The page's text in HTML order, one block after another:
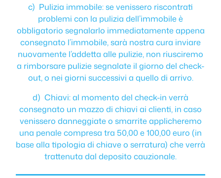
c) Pulizia immobile: se venissero riscontrati
problemi con la pulizia dell’immobile è
obbligatorio segnalarlo immediatamente appena
consegnato l’immobile, sarà nostra cura inviare
nuovamente l’addetta alle pulizie, non riusciremo
a rimborsare pulizie segnalate il giorno del check-
out, o nei giorni successivi a quello di arrivo.
d) Chiavi: al momento del check-in verrà
consegnato un mazzo di chiavi ai clienti, in caso
venissero danneggiate o smarrite applicheremo
una penale compresa tra 50,00 e 100,00 euro (in
base alla tipologia di chiave o serratura) che verrà
trattenuta dal deposito cauzionale.